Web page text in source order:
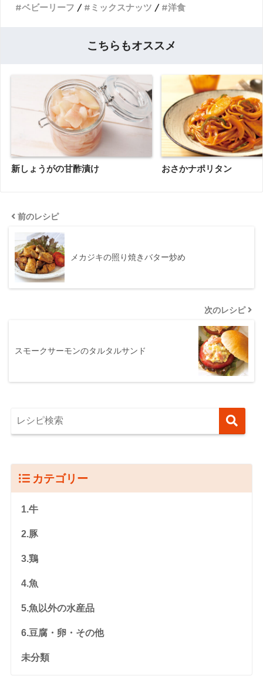
ベビーリーフ ミックスナッツ 洋食
こちらもオススメ
新しょうがの甘酢漬け おさかナポリタン
前のレシピ
メカジキの照り焼きバター炒め
次のレシピ
スモークサーモンのタルタルサンド
カテゴリー
1.牛
2.豚
3.鶏
4.魚
5.魚以外の水産品
6.豆腐・卵・その他
未分類